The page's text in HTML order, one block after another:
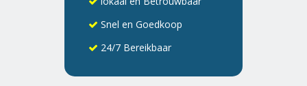
Snel en Goedkoop
24/7 Bereikbaar